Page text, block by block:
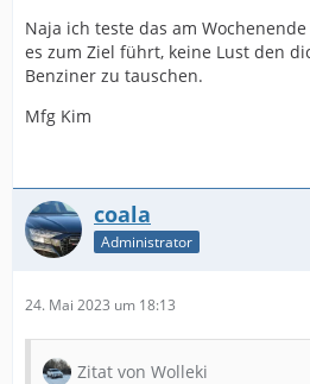
Naja ich teste das am
es zum Ziel führt, keine Lust den
Benziner zu tauschen.
Mfg Kim
coala
Administrator
24. Mai 2023 um 18:13
Zitat von Wolleki